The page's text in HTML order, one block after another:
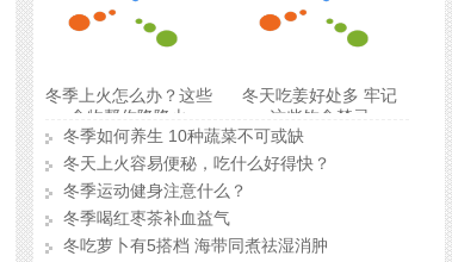
冬季上火怎么办？这些
食物帮你降降火
冬天吃姜好处多 牢记
这些饮食禁忌
冬季如何养生 10种蔬菜不可或缺
冬天上火容易便秘，吃什么好得快？
冬季运动健身注意什么？
冬季喝红枣茶补血益气
冬吃萝卜有5搭档 海带同煮祛湿消肿